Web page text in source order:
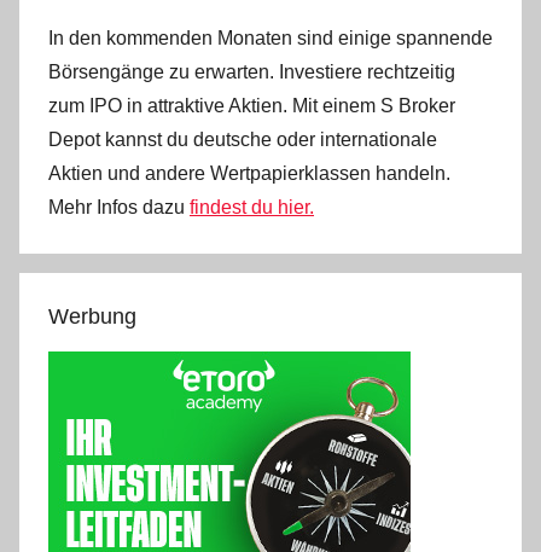
In den kommenden Monaten sind einige spannende
Börsengänge zu erwarten. Investiere rechtzeitig
zum IPO in attraktive Aktien. Mit einem S Broker
Depot kannst du deutsche oder internationale
Aktien und andere Wertpapierklassen handeln.
Mehr Infos dazu findest du hier.
Werbung